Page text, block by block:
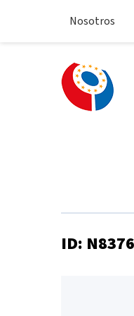
Nosotros
ID: N8376